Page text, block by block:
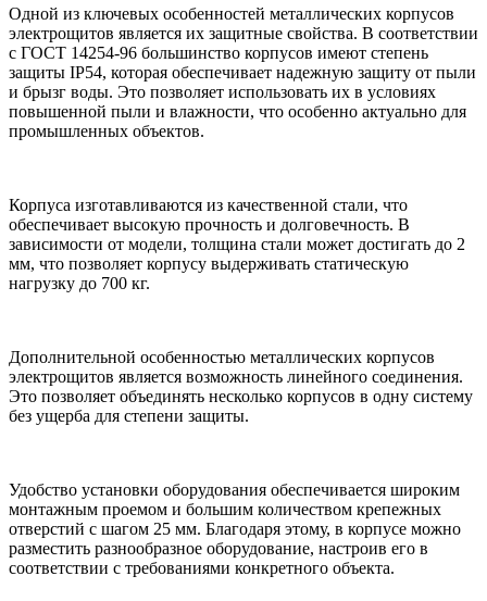
Одной из ключевых особенностей металлических корпусов
электрощитов является их защитные свойства. В соответствии
с ГОСТ 14254-96 большинство корпусов имеют степень
защиты IP54, которая обеспечивает надежную защиту от пыли
и брызг воды. Это позволяет использовать их в условиях
повышенной пыли и влажности, что особенно актуально для
промышленных объектов.
Корпуса изготавливаются из качественной стали, что
обеспечивает высокую прочность и долговечность. В
зависимости от модели, толщина стали может достигать до 2
мм, что позволяет корпусу выдерживать статическую
нагрузку до 700 кг.
Дополнительной особенностью металлических корпусов
электрощитов является возможность линейного соединения.
Это позволяет объединять несколько корпусов в одну систему
без ущерба для степени защиты.
Удобство установки оборудования обеспечивается широким
монтажным проемом и большим количеством крепежных
отверстий с шагом 25 мм. Благодаря этому, в корпусе можно
разместить разнообразное оборудование, настроив его в
соответствии с требованиями конкретного объекта.